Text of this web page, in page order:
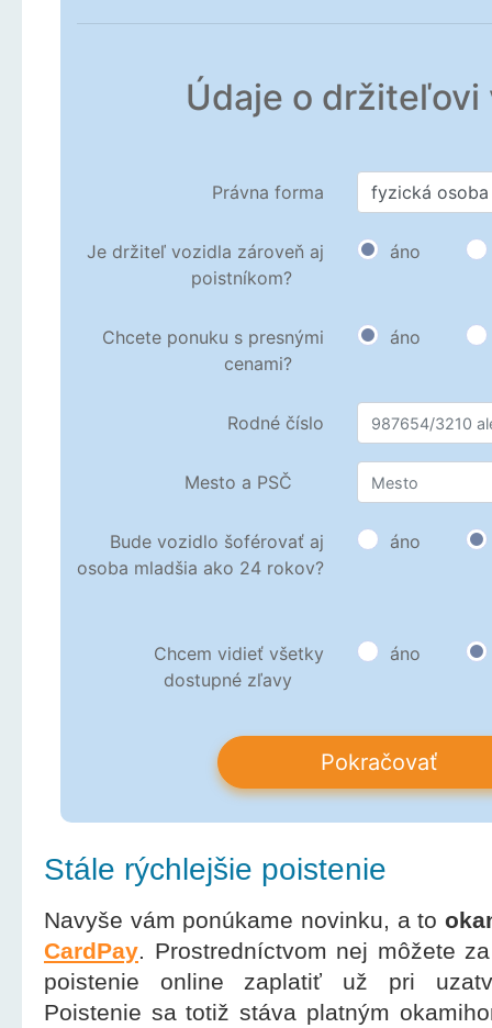
Stále rýchlejšie poistenie
Navyše vám ponúkame novinku, a to
CardPay. Prostredníctvom nej môžete
poistenie online zaplatiť už pri
Poistenie sa totiž stáva platným